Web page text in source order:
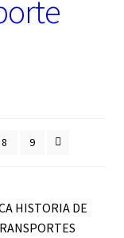
8 9